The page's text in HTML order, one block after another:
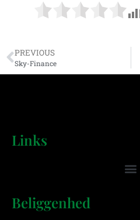
PREVIOUS
Sky-Finance
Links
Beliggenhed